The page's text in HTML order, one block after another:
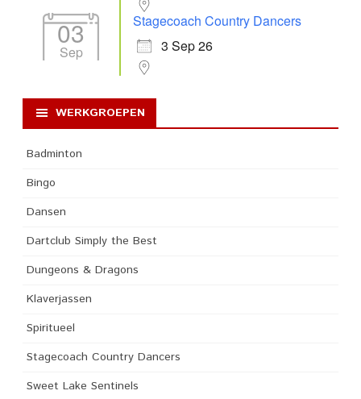
03
Sep
Stagecoach Country Dancers
3 Sep 26
WERKGROEPEN
Badminton
Bingo
Dansen
Dartclub Simply the Best
Dungeons & Dragons
Klaverjassen
Spiritueel
Stagecoach Country Dancers
Sweet Lake Sentinels